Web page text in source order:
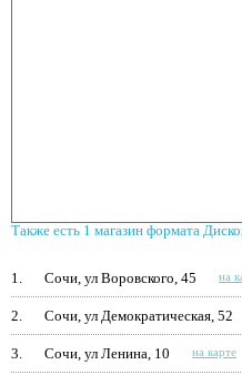
Также есть 1 магазин формата
1. Сочи, ул Воровского, 45 на
2. Сочи, ул Демократическая, 52
3. Сочи, ул Ленина, 10 на карте